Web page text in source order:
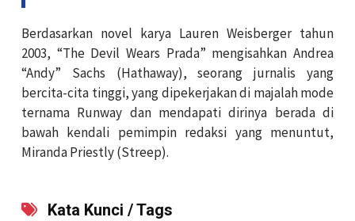
Berdasarkan novel karya Lauren Weisberger tahun
2003, “The Devil Wears Prada” mengisahkan Andrea
“Andy” Sachs (Hathaway), seorang jurnalis yang
bercita-cita tinggi, yang dipekerjakan di majalah mode
ternama Runway dan mendapati dirinya berada di
bawah kendali pemimpin redaksi yang menuntut,
Miranda Priestly (Streep).
Kata Kunci / Tags